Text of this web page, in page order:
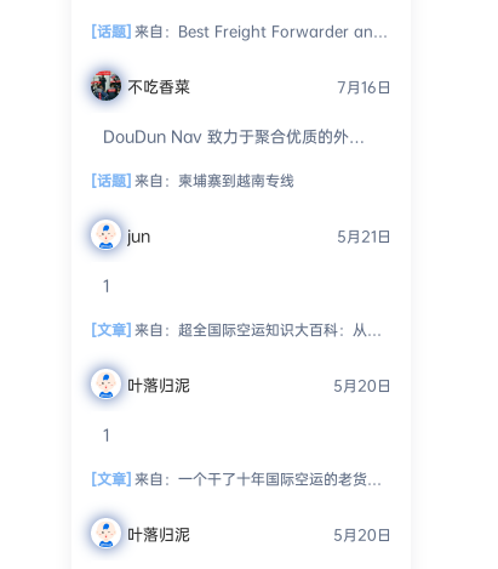
[话题]来自： Best Freight Forwarder and Customs Broker
不吃香菜 7月16日
DouDun Nav 致力于聚合优质的外贸
道，并通过人工审核进行精细化分
[话题]来自： 柬埔寨到越南专线 ​
jun 5月21日
1
[文章]来自： 超全国际空运知识大百科：从入门到精通，玩转空中物流！
叶落归泥 5月20日
1
[文章]来自： 一个干了十年国际空运的老货代，跟你絮叨絮叨这一路的坑坑洼洼、人情冷暖、半夜惊醒的冷汗和偶尔尝到的那点甜头
叶落归泥 5月20日